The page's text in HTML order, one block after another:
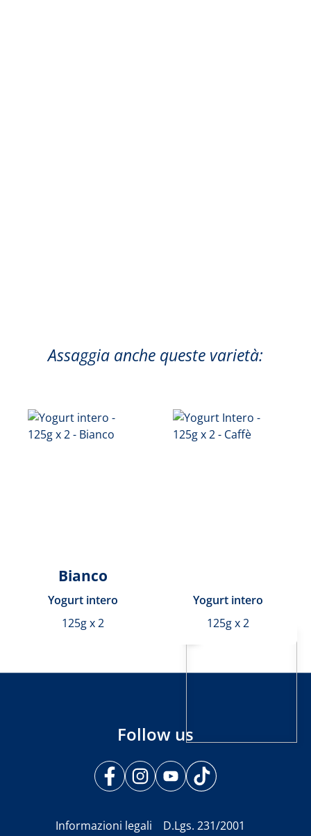
Assaggia anche queste varietà:
Bianco
Yogurt intero
125g x 2
Yogurt intero
125g x 2
Follow us
Informazioni legali D.Lgs. 231/2001